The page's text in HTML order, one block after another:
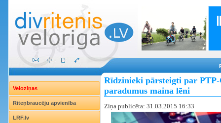
Veloziņas
Riteņbraucēju apvienība
LRF.lv
Rīdzinieki pārsteigti par
paradumus maina lēni
Ziņa publicēta: 31.03.2015 16:33